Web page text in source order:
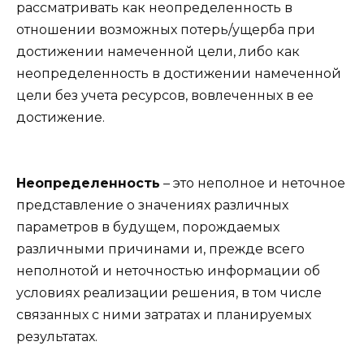
рассматривать как неопределенность в
отношении возможных потерь/ущерба при
достижении намеченной цели, либо как
неопределенность в достижении намеченной
цели без учета ресурсов, вовлеченных в ее
достижение.
Неопределенность – это неполное и неточное
представление о значениях различных
параметров в будущем, порождаемых
различными причинами и, прежде всего
неполнотой и неточностью информации об
условиях реализации решения, в том числе
связанных с ними затратах и планируемых
результатах.